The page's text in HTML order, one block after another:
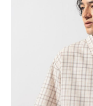
「AFTEE先享後付」，若未經
４．使用「AFTEE先享後付」
時審查核予不同之上限額度；
５．嚴禁一人註冊多個帳號或
恩沛科技股份有限公司將有權